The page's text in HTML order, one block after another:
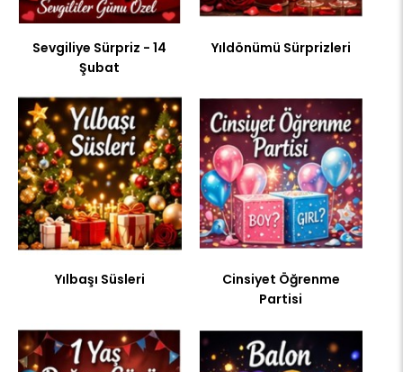
Sevgiliye Sürpriz - 14
Şubat
Yıldönümü Sürprizleri
Yılbaşı Süsleri
Cinsiyet Öğrenme
Partisi